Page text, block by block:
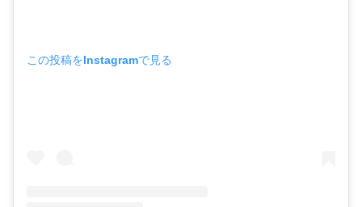
この投稿をInstagramで見る